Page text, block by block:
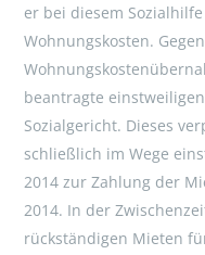
er bei diesem
Wohnungskosten.
beantragte
Sozialgericht. Dieses
schließlich im Wege
2014 zur Zahlung der
2014. In der
rückständigen Mieten